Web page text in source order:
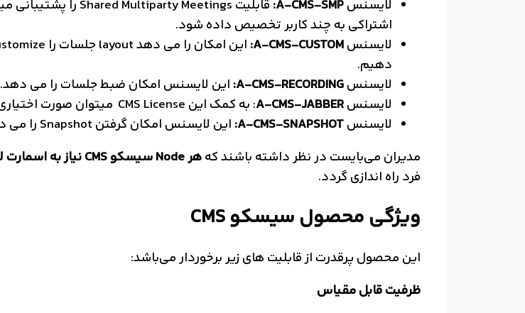
لایسنسA-CMS-SMP:
اشتراکی به چند کاربر تخصیص داده شود.
لایسنسA-CMS-CUSTOM:
دهیم.
لایسنسA-CMS-RECORDING: این لایسنس امکان ضبط جلسات را می دهد.
لایسنسA-CMS-JABBER: به کمک این CMS License میتوان صورت اختیاری می توان Cisco Jabber را به جلسات اضافه کرد.
لایسنسA-CMS-SNAPSHOT: این لایسنس امکان گرفتن Snapshot را می دهد.
مدیران می‌بایست در نظر داشته باشند کههر Node سیسکو CMS نیاز به اسمارت لایسنس بصورت مجزا دارد
فرد راه اندازی گردد.
ویژگی محصول سیسکو CMS
این محصول پرقدرت از قابلیت های زیر برخوردار می‌باشد:
ظرفیت قابل مقیاس